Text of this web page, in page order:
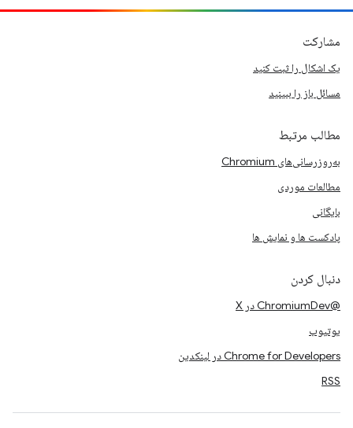
مشارکت
یک اشکال را ثبت کنید
مسائل باز را ببینید
مطالب مرتبط
به‌روزرسانی‌های Chromium
مطالعات موردی
بایگانی
پادکست ها و نمایش ها
دنبال کردن
@ChromiumDev در X
یوتیوب
Chrome for Developers در لینکدین
RSS